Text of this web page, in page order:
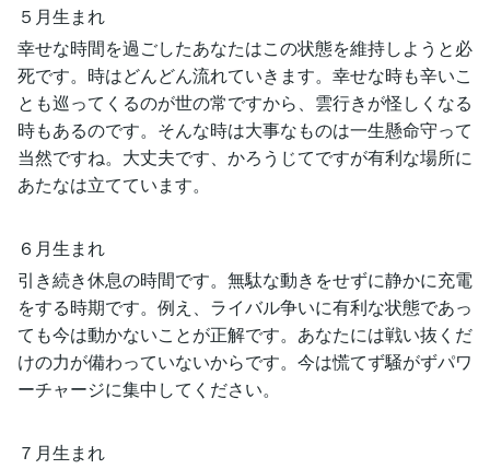
５月生まれ
幸せな時間を過ごしたあなたはこの状態を維持しようと必
死です。時はどんどん流れていきます。幸せな時も辛いこ
とも巡ってくるのが世の常ですから、雲行きが怪しくなる
時もあるのです。そんな時は大事なものは一生懸命守って
当然ですね。大丈夫です、かろうじてですが有利な場所に
あたなは立てています。
６月生まれ
引き続き休息の時間です。無駄な動きをせずに静かに充電
をする時期です。例え、ライバル争いに有利な状態であっ
ても今は動かないことが正解です。あなたには戦い抜くだ
けの力が備わっていないからです。今は慌てず騒がずパワ
ーチャージに集中してください。
７月生まれ